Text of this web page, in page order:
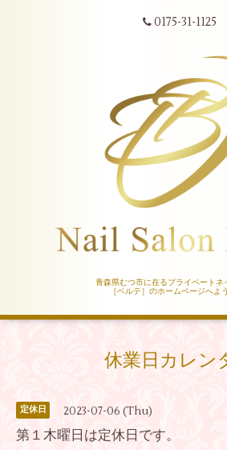
0175-31-1125
青森県むつ市に在るプライベートネ
［ベルテ］のホームページへよ
休業日カレン
定休日 2023-07-06 (Thu)
第１木曜日は定休日です。